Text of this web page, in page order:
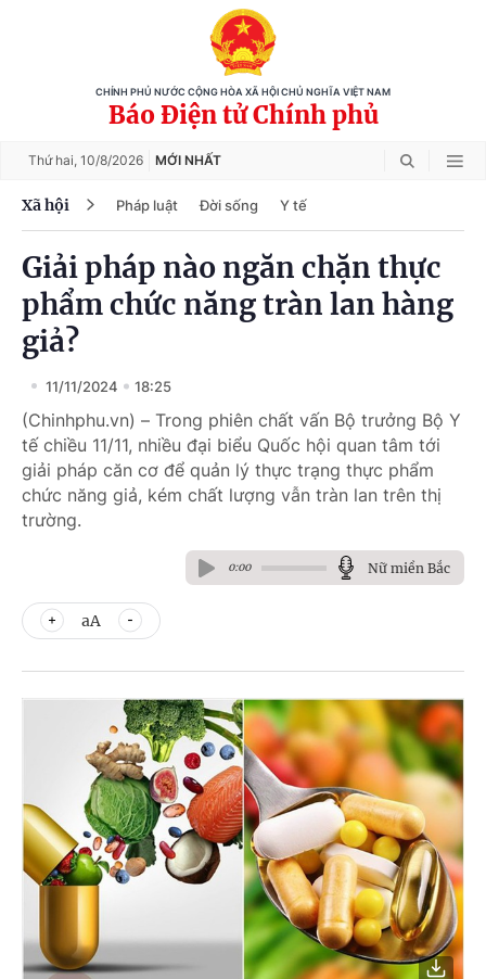
CHÍNH PHỦ NƯỚC CỘNG HÒA XÃ HỘI CHỦ NGHĨA VIỆT NAM
Báo Điện tử Chính phủ
Thứ hai, 10/8/2026 MỚI NHẤT
Xã hội Pháp luật Đời sống Y tế
Giải pháp nào ngăn chặn thực
phẩm chức năng tràn lan hàng
giả?
11/11/2024 18:25
(Chinhphu.vn) – Trong phiên chất vấn Bộ trưởng Bộ Y
tế chiều 11/11, nhiều đại biểu Quốc hội quan tâm tới
giải pháp căn cơ để quản lý thực trạng thực phẩm
chức năng giả, kém chất lượng vẫn tràn lan trên thị
trường.
0:00 Nữ miền Bắc
aA